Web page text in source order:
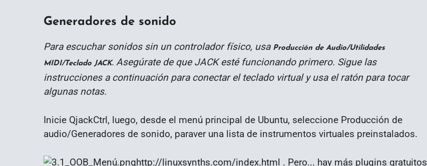
Generadores de sonido
Para escuchar sonidos sin un controlador físico, usa Producción de Audio/Utilidades
MIDI/Teclado JACK. Asegúrate de que JACK esté funcionando primero. Sigue las
instrucciones a continuación para conectar el teclado virtual y usa el ratón para tocar
algunas notas.
Inicie QjackCtrl, luego, desde el menú principal de Ubuntu, seleccione Producción de
audio/Generadores de sonido, paraver una lista de instrumentos virtuales preinstalados.
http://linuxsynths.com/index.html . Pero... hay más plugins gratuitos